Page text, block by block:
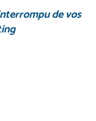
de vos